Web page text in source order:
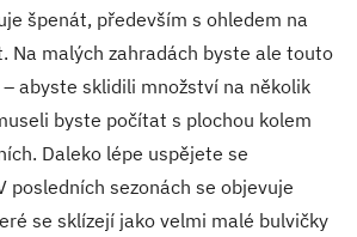
špenát, především s ohledem na
Na malých zahradách byste ale touto
abyste sklidili množství na několik
byste počítat s plochou kolem
Daleko lépe uspějete se
posledních sezonách se objevuje
se sklízejí jako velmi malé bulvičky